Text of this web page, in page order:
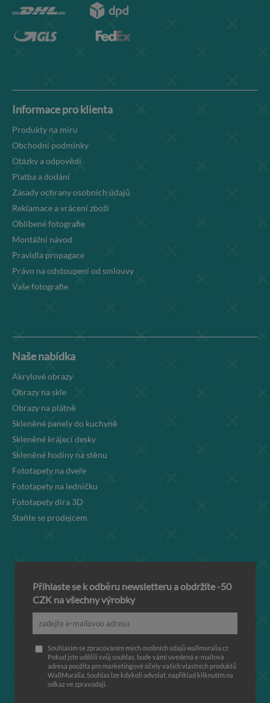
Informace pro klienta
Produkty na míru
Obchodní podmínky
Otázky a odpovědi
Platba a dodání
Zásady ochrany osobních údajů
Reklamace a vrácení zboží
Oblíbené fotografie
Montážní návod
Pravidla propagace
Právo na odstoupení od smlouvy
Vaše fotografie
Naše nabídka
Akrylové obrazy
Obrazy na skle
Obrazy na plátně
Skleněné panely do kuchyně
Skleněné krájecí desky
Skleněné hodiny na stěnu
Fototapety na dveře
Fototapety na ledničku
Fototapety díra 3D
Staňte se prodejcem
Přihlaste se k odběru newsletteru a obdržíte -50
CZK na všechny výrobky
Souhlasím se zpracováním mých osobních údajů wallmuralia.cz
Pokud jste udělili svůj souhlas, bude vámi uvedená e-mailová
adresa použita pro marketingové účely vašich vlastních produktů
WallMuralia. Souhlas lze kdykoli odvolat, například kliknutím na
odkaz ve zpravodaji.